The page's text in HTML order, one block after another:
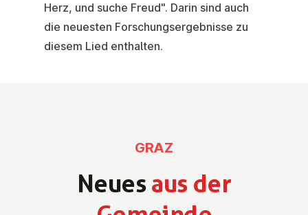
Herz, und suche Freud". Darin sind auch
die neuesten Forschungsergebnisse zu
diesem Lied enthalten.
Neuesaus der
GRAZ